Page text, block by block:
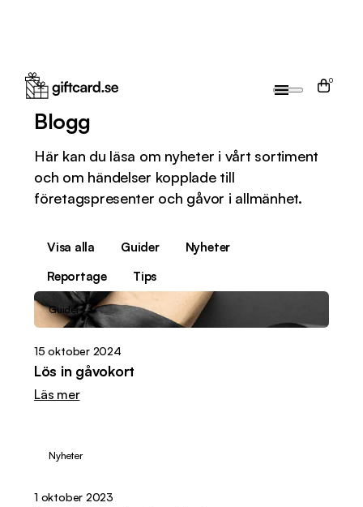
0
Blogg
Här kan du läsa om nyheter i vårt sortiment
och om händelser kopplade till
företagspresenter och gåvor i allmänhet.
Visa alla Guider
Nyheter
Reportage
Tips
Guider
15 oktober 2024
Lös in gåvokort
Läs mer
Nyheter
1 oktober 2023